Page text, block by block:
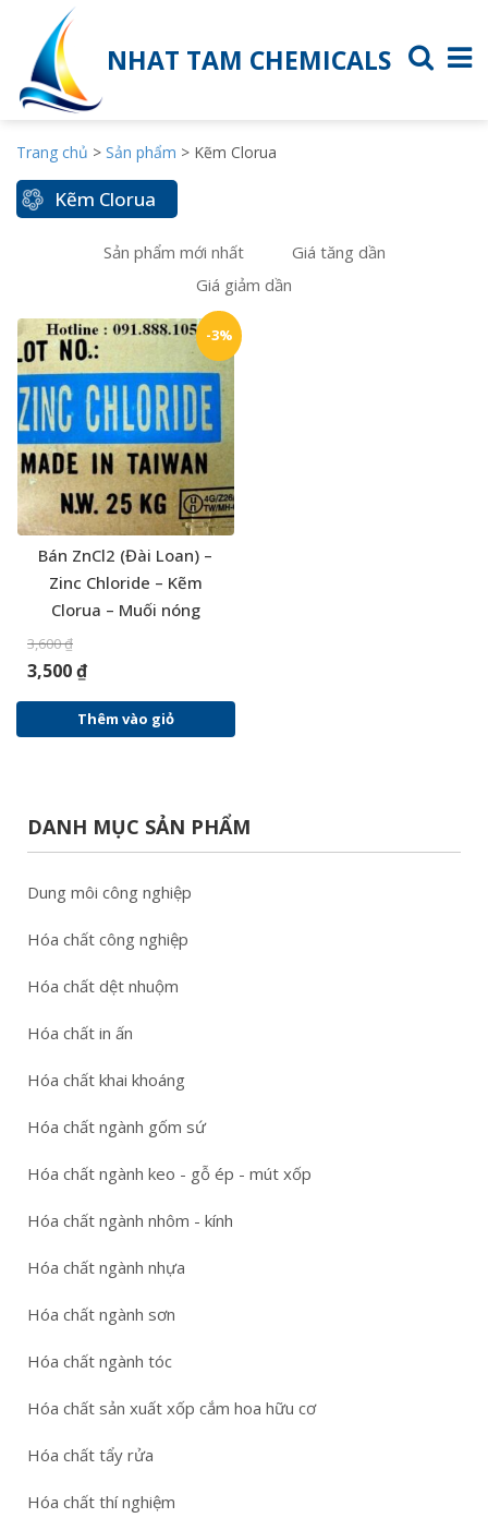
NHAT TAM CHEMICALS
Trang chủ > Sản phẩm > Kẽm Clorua
Kẽm Clorua
Sản phẩm mới nhất
Giá tăng dần
Giá giảm dần
-3%
Bán ZnCl2 (Đài Loan) –
Zinc Chloride – Kẽm
Clorua – Muối nóng
3,600₫
3,500₫
Thêm vào giỏ
DANH MỤC SẢN PHẨM
Dung môi công nghiệp
Hóa chất công nghiệp
Hóa chất dệt nhuộm
Hóa chất in ấn
Hóa chất khai khoáng
Hóa chất ngành gốm sứ
Hóa chất ngành keo - gỗ ép - mút xốp
Hóa chất ngành nhôm - kính
Hóa chất ngành nhựa
Hóa chất ngành sơn
Hóa chất ngành tóc
Hóa chất sản xuất xốp cắm hoa hữu cơ
Hóa chất tẩy rửa
Hóa chất thí nghiệm